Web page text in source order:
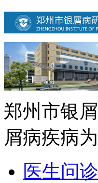
郑州市银
屑病疾病
医生问诊